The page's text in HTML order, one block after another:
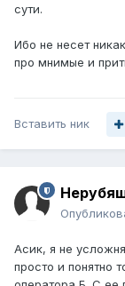
сути.
Ибо не несет
про мнимые и
Вставить ник
Асик, я не
просто и понятно